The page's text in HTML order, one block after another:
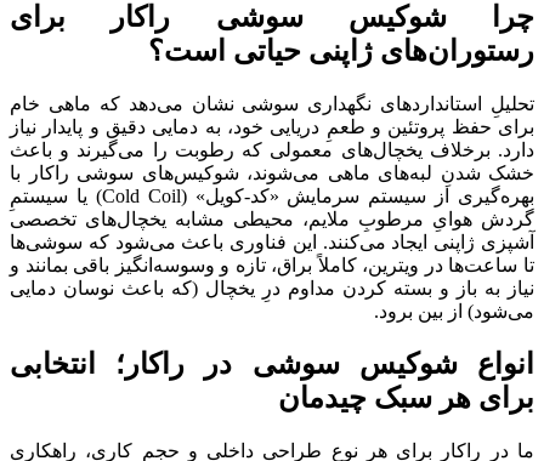
چرا شوکیس سوشی راکار برای
رستوران‌های ژاپنی حیاتی است؟
تحلیلِ استانداردهای نگهداری سوشی نشان می‌دهد که ماهی خام
برای حفظ پروتئین و طعمِ دریایی خود، به دمایی دقیق و پایدار نیاز
دارد. برخلاف یخچال‌های معمولی که رطوبت را می‌گیرند و باعث
خشک شدنِ لبه‌های ماهی می‌شوند، شوکیس‌های سوشی راکار با
بهره‌گیری از سیستم سرمایش «کد-کویل» (Cold Coil) یا سیستمِ
گردش هوایِ مرطوبِ ملایم، محیطی مشابه یخچال‌های تخصصی
آشپزی ژاپنی ایجاد می‌کنند. این فناوری باعث می‌شود که سوشی‌ها
تا ساعت‌ها در ویترین، کاملاً براق، تازه و وسوسه‌انگیز باقی بمانند و
نیاز به باز و بسته کردن مداوم درِ یخچال (که باعث نوسان دمایی
می‌شود) از بین برود.
انواع شوکیس سوشی در راکار؛ انتخابی
برای هر سبک چیدمان
ما در راکار برای هر نوع طراحی داخلی و حجمِ کاری، راهکاری